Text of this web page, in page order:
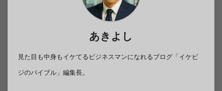
あきよし
見た目も中身もイケてるビジネスマンになれるブログ「イケビ
ジのバイブル」編集長。